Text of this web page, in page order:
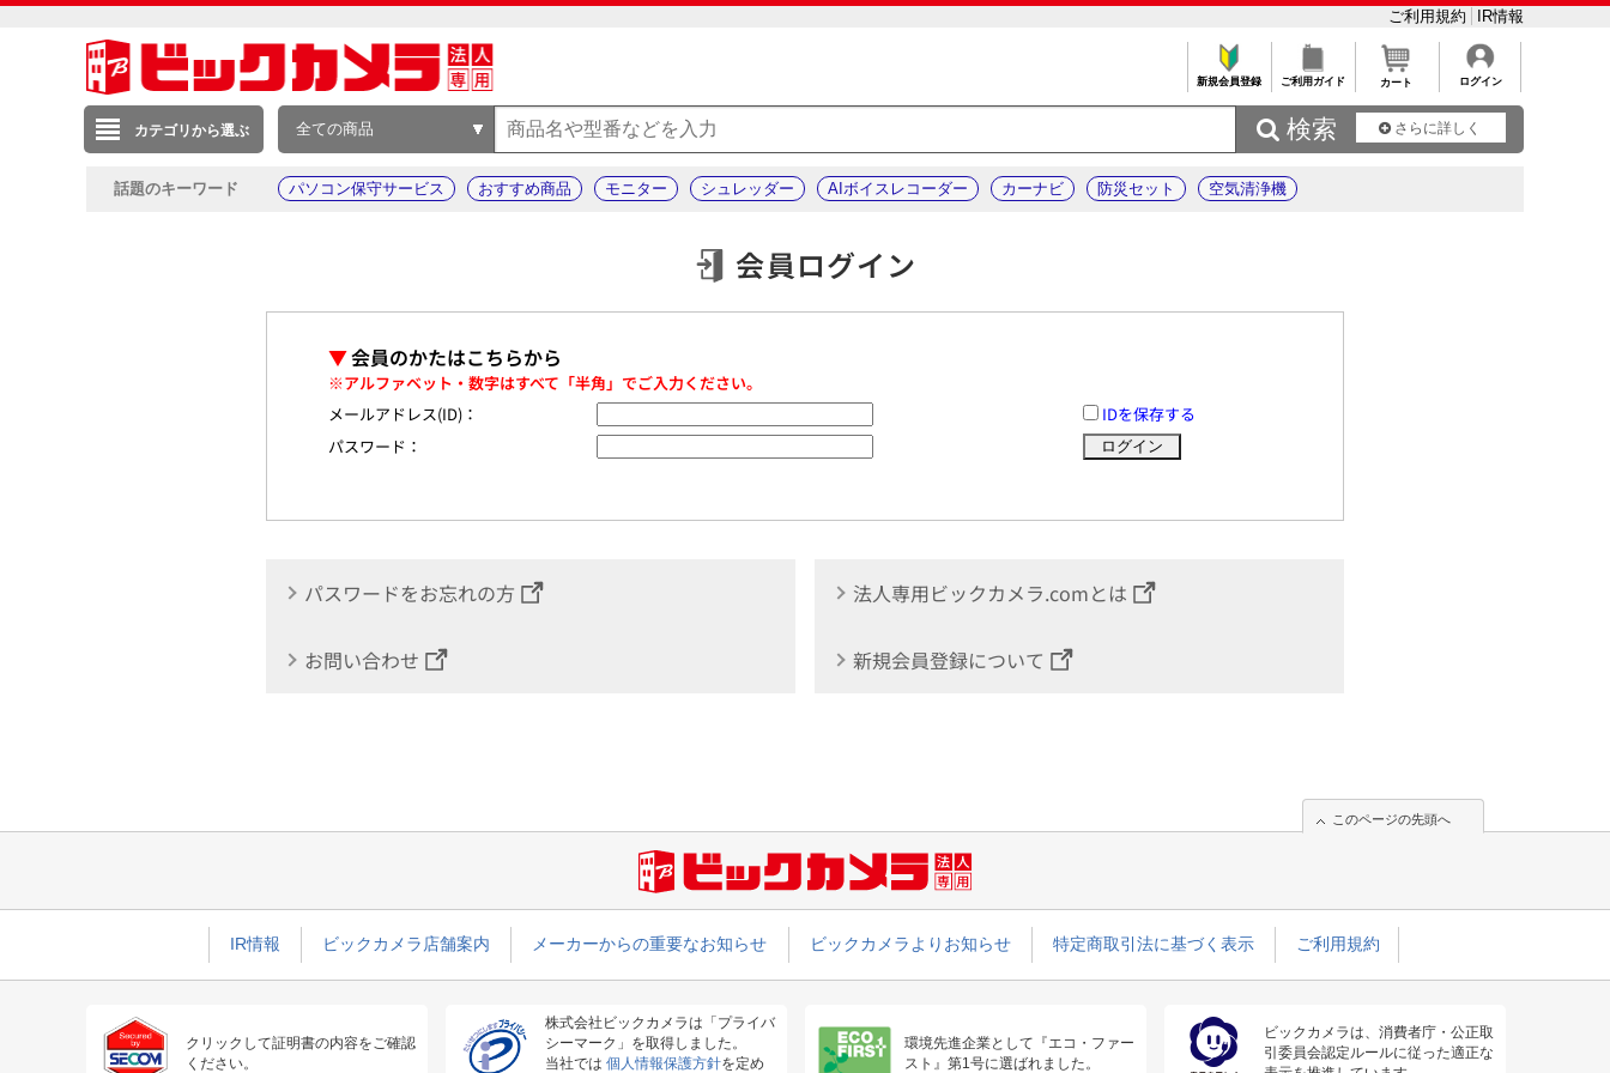
ご利用規約 IR情報
新規会員登録 ご利用ガイド カート ログイン
カテゴリから選ぶ 全ての商品  検索 さらに詳しく
話題のキーワード パソコン保守サービス おすすめ商品 モニター シュレッダー AIボイスレコーダー カーナビ 防災セット 空気清浄機
会員ログイン
▼会員のかたはこちらから
※アルファベット・数字はすべて「半角」でご入力ください。
メールアドレス(ID)：
IDを保存する
パスワード：
パスワードをお忘れの方 法人専用ビックカメラ.comとは
お問い合わせ 新規会員登録について
このページの先頭へ
IR情報 ビックカメラ店舗案内 メーカーからの重要なお知らせ ビックカメラよりお知らせ 特定商取引法に基づく表示 ご利用規約
クリックして証明書の内容をご確認
ください。
株式会社ビックカメラは「プライバ
シーマーク」を取得しました。
当社では 個人情報保護方針を定め
環境先進企業として『エコ・ファー
スト』第1号に選ばれました。
ビックカメラは、消費者庁・公正取
引委員会認定ルールに従った適正な